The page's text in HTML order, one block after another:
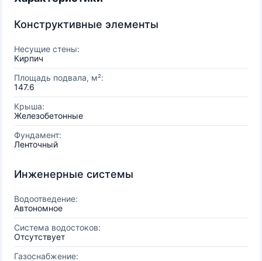
Конструктивные элементы
Несущие стены:
Кирпич
Площадь подвала, м²:
147.6
Крыша:
Железобетонные
Фундамент:
Ленточный
Инженерные системы
Водоотведение:
Автономное
Система водостоков:
Отсутствует
Газоснабжение: